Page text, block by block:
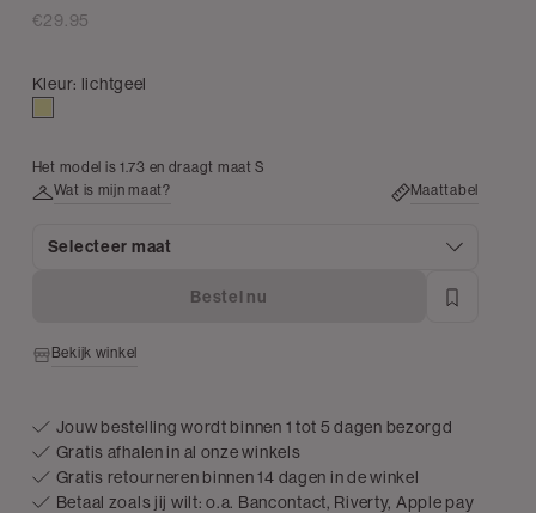
€29.95
Kleur: lichtgeel
Het model is 1.73 en draagt maat S
Wat is mijn maat?
Maattabel
Selecteer maat
Bestel nu
Bekijk winkel
Jouw bestelling wordt binnen 1 tot 5 dagen bezorgd
Gratis afhalen in al onze winkels
Gratis retourneren binnen 14 dagen in de winkel
Betaal zoals jij wilt: o.a. Bancontact, Riverty, Apple pay